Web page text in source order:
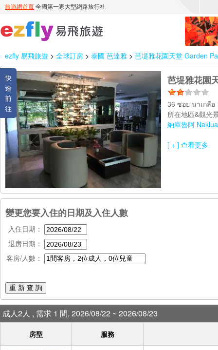
ezfly 易飛旅遊 > 全球訂房 > 泰國 芭達雅 > 芭堤雅花園天堂 Garden
快
速
前
往
芭堤雅花園
36 ซอย นาเกลื
所在地區&觀光
納庫魯阿 Naklua
[ + ] 查看更多
變更您要入住的日期及入住人數
入住日期：
退房日期：
客房/人數：
重 新 查 詢
成人2人 , 需求 1 間, 2026/08/22 ~ 2026/08/23
房型 服務